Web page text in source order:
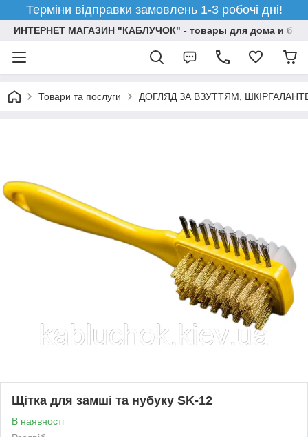
Терміни відправки замовлень 1-3 робочі дні!
ИНТЕРНЕТ МАГАЗИН "КАБЛУЧОК" - товары для дома и
Товари та послуги ДОГЛЯД ЗА ВЗУТТЯМ,
Щітка для замші та нубуку SK-12
В наявності